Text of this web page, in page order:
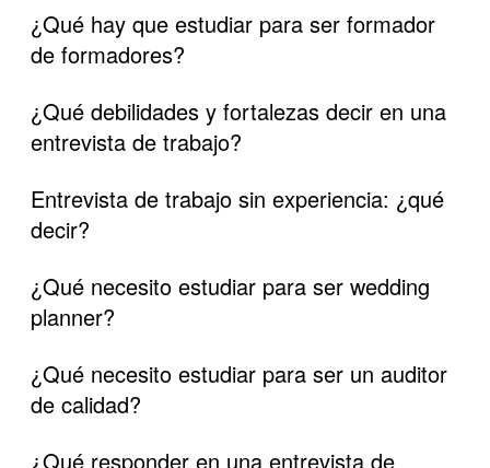
¿Qué hay que estudiar para ser formador
de formadores?
¿Qué debilidades y fortalezas decir en una
entrevista de trabajo?
Entrevista de trabajo sin experiencia: ¿qué
decir?
¿Qué necesito estudiar para ser wedding
planner?
¿Qué necesito estudiar para ser un auditor
de calidad?
¿Qué responder en una entrevista de